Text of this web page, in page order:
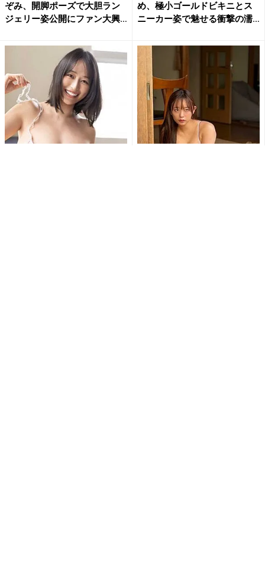
ぞみ、開脚ポーズで大胆ラン
ジェリー姿公開にファン大興
め、極小ゴールドビキニとス
ニーカー姿で魅せる衝撃の濡